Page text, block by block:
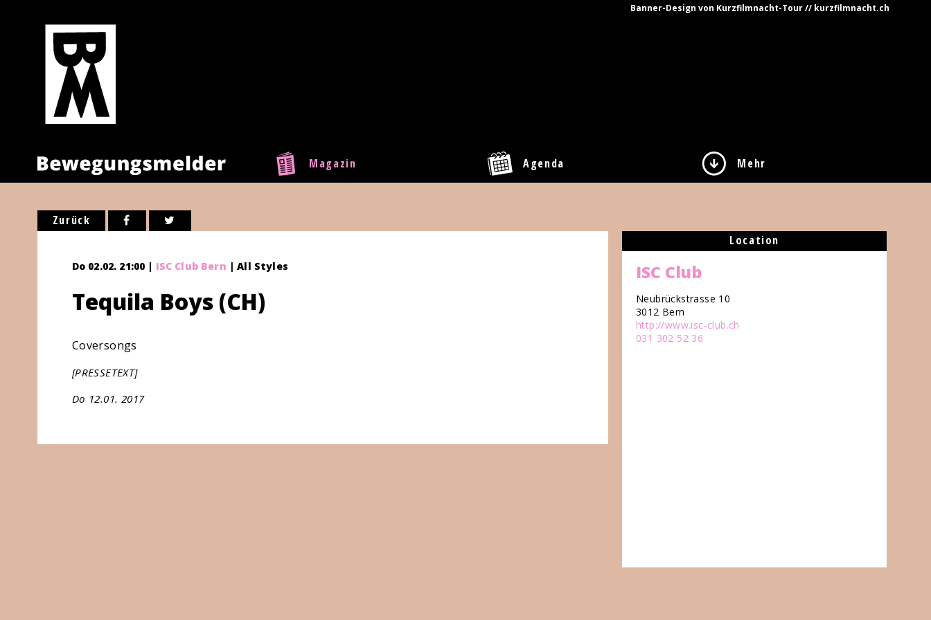
Banner-Design von Kurzfilmnacht-Tour // kurzfilmnacht.ch
Magazin Agenda Mehr
Zurück
Do 02.02. 21:00 | ISC Club Bern | All Styles
Tequila Boys (CH)
Coversongs
[PRESSETEXT]
Do 12.01. 2017
Location
ISC Club
Neubrückstrasse 10
3012 Bern
http://www.isc-club.ch
031 302 52 36